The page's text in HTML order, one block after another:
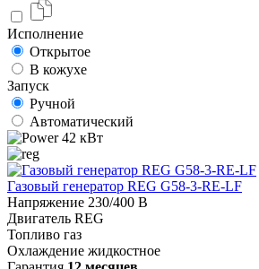
Исполнение
Открытое
В кожухе
Запуск
Ручной
Автоматический
42 кВт
Газовый генератор REG G58-3-RE-LF
Напряжение 230/400 В
Двигатель REG
Топливо газ
Охлаждение жидкостное